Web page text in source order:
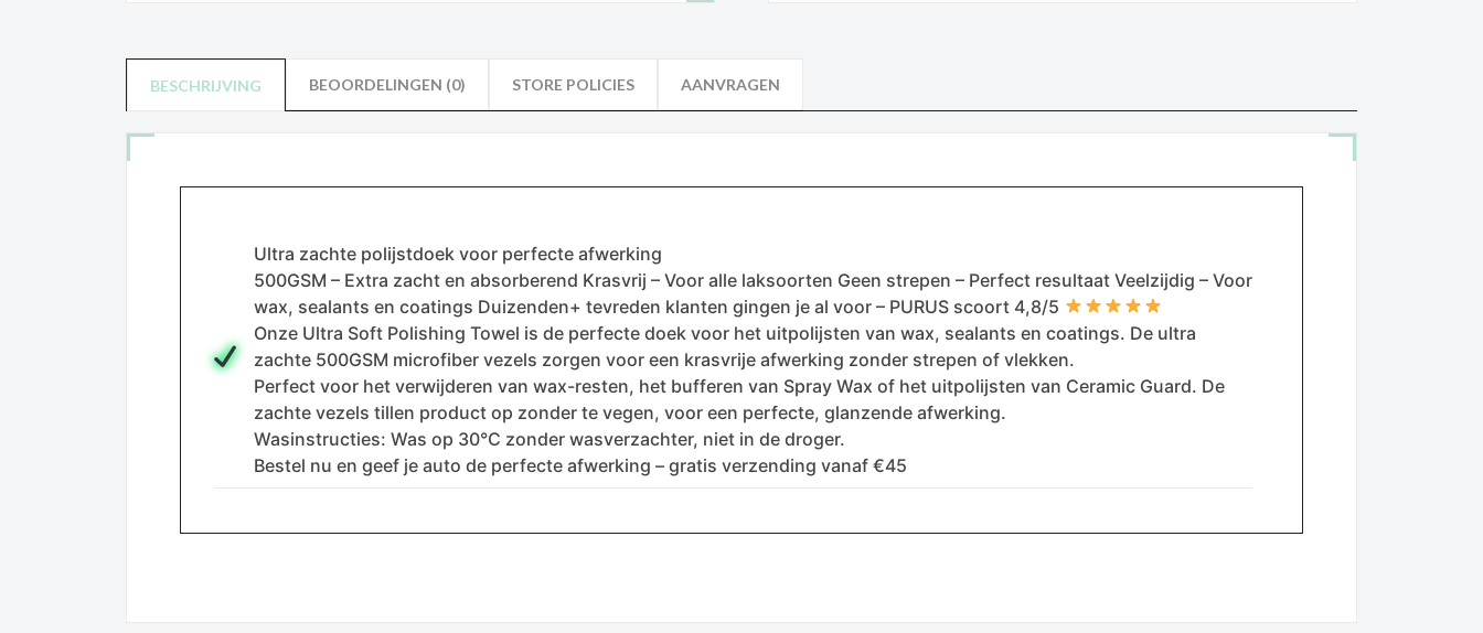
BESCHRIJVING BEOORDELINGEN (0) STORE POLICIES AANVRAGEN
Ultra zachte polijstdoek voor perfecte afwerking
500GSM – Extra zacht en absorberend Krasvrij – Voor alle laksoorten Geen strepen – Perfect resultaat Veelzijdig – Voor
wax, sealants en coatings Duizenden+ tevreden klanten gingen je al voor – PURUS scoort 4,8/5
Onze Ultra Soft Polishing Towel is de perfecte doek voor het uitpolijsten van wax, sealants en coatings. De ultra
zachte 500GSM microfiber vezels zorgen voor een krasvrije afwerking zonder strepen of vlekken.
Perfect voor het verwijderen van wax-resten, het bufferen van Spray Wax of het uitpolijsten van Ceramic Guard. De
zachte vezels tillen product op zonder te vegen, voor een perfecte, glanzende afwerking.
Wasinstructies: Was op 30°C zonder wasverzachter, niet in de droger.
Bestel nu en geef je auto de perfecte afwerking – gratis verzending vanaf €45